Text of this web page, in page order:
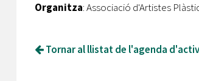
Organitza: Associació d'Artistes
Tornar al llistat de l'agenda